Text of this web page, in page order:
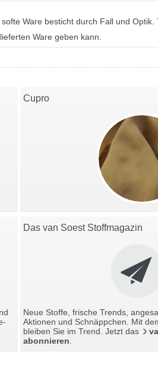
Ware besticht durch Fall und Optik.
Ware geben kann.
Cupro
Das van Soest Stoffmagazin
Neue Stoffe, frische Trends,
Aktionen und Schnäppchen. Mit
bleiben Sie im Trend. Jetzt das
abonnieren